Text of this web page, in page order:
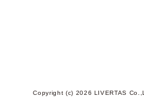
Copyright (c) 2026 LIVERTAS